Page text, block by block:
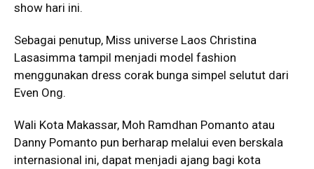
show hari ini.
Sebagai penutup, Miss universe Laos Christina
Lasasimma tampil menjadi model fashion
menggunakan dress corak bunga simpel selutut dari
Even Ong.
Wali Kota Makassar, Moh Ramdhan Pomanto atau
Danny Pomanto pun berharap melalui even berskala
internasional ini, dapat menjadi ajang bagi kota